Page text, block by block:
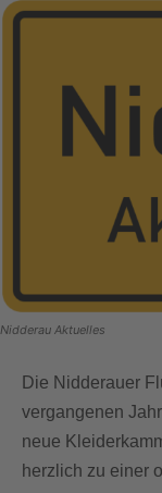
Nidderau Aktuelles
Die Nidderauer
vergangenen
neue
herzlich zu einer